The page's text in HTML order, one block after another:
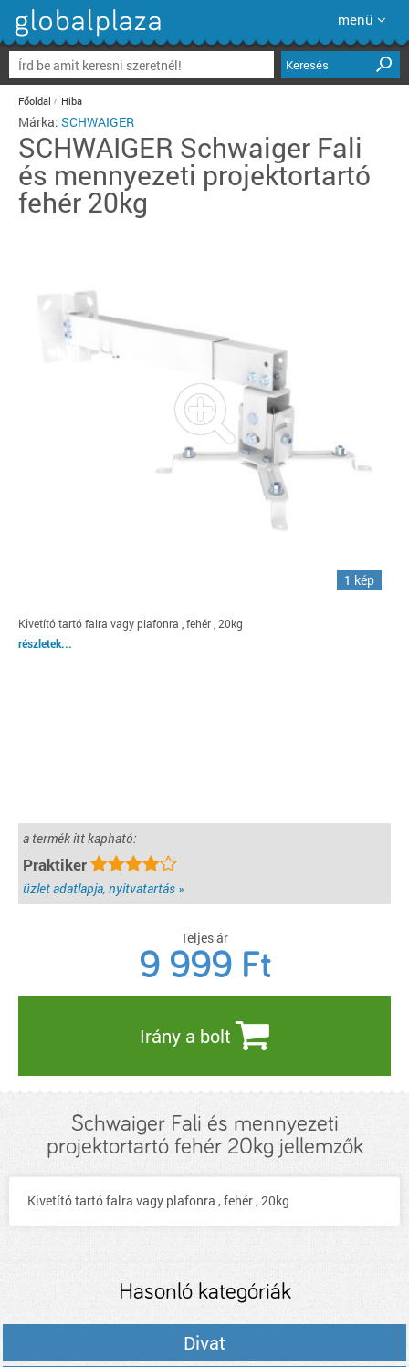
menü
Keresés
Főoldal Hiba
Márka: SCHWAIGER
SCHWAIGER Schwaiger Fali
és mennyezeti projektortartó
fehér 20kg
1 kép
Kivetító tartó falra vagy plafonra , fehér , 20kg
részletek...
a termék itt kapható:
Praktiker
üzlet adatlapja, nyitvatartás »
Teljes ár
9 999 Ft
Irány a bolt
Schwaiger Fali és mennyezeti
projektortartó fehér 20kg jellemzők
Kivetító tartó falra vagy plafonra , fehér , 20kg
Hasonló kategóriák
Divat